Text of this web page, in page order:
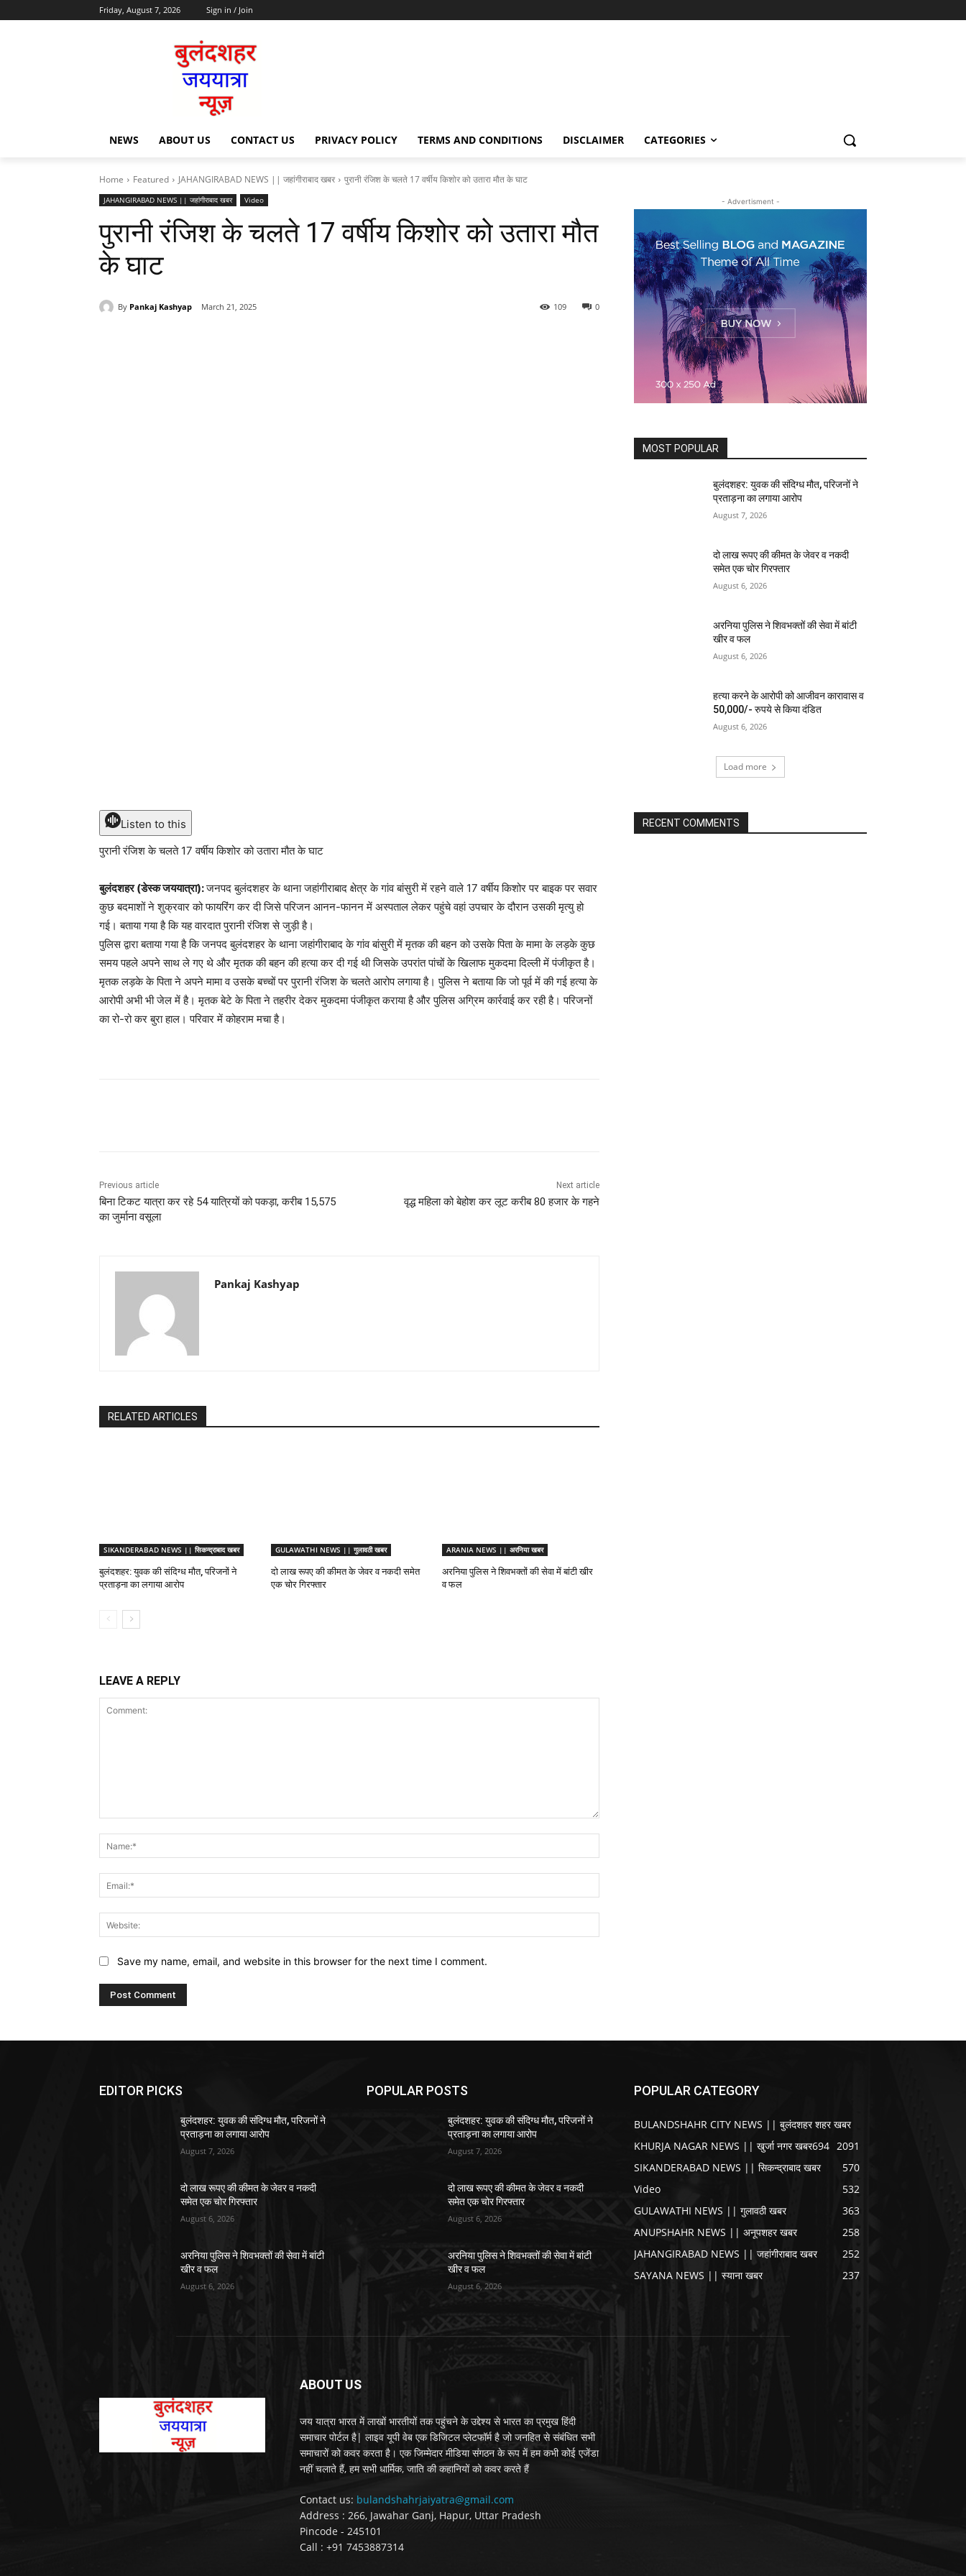
Friday, August 7, 2026 Sign in / Join
NEWS ABOUT US CONTACT US PRIVACY POLICY TERMS AND CONDITIONS DISCLAIMER CATEGORIES
Home Featured JAHANGIRABAD NEWS || जहांगीराबाद खबर पुरानी रंजिश के चलते 17 वर्षीय किशोर को उतारा मौत के घाट
JAHANGIRABAD NEWS || जहांगीराबाद खबर Video
पुरानी रंजिश के चलते 17 वर्षीय किशोर को उतारा मौत
के घाट
By Pankaj Kashyap March 21, 2025 0
109
Listen to this
पुरानी रंजिश के चलते 17 वर्षीय किशोर को उतारा मौत के घाट
बुलंदशहर (डेस्क जययात्रा):जनपद बुलंदशहर के थाना जहांगीराबाद क्षेत्र के गांव बांसुरी में रहने वाले 17 वर्षीय किशोर पर बाइक पर सवार
कुछ बदमाशों ने शुक्रवार को फायरिंग कर दी जिसे परिजन आनन-फानन में अस्पताल लेकर पहुंचे वहां उपचार के दौरान उसकी मृत्यु हो
गई। बताया गया है कि यह वारदात पुरानी रंजिश से जुड़ी है।
पुलिस द्वारा बताया गया है कि जनपद बुलंदशहर के थाना जहांगीराबाद के गांव बांसुरी में मृतक की बहन को उसके पिता के मामा के लड़के कुछ
समय पहले अपने साथ ले गए थे और मृतक की बहन की हत्या कर दी गई थी जिसके उपरांत पांचों के खिलाफ मुकदमा दिल्ली में पंजीकृत है।
मृतक लड़के के पिता ने अपने मामा व उसके बच्चों पर पुरानी रंजिश के चलते आरोप लगाया है। पुलिस ने बताया कि जो पूर्व में की गई हत्या के
आरोपी अभी भी जेल में है। मृतक बेटे के पिता ने तहरीर देकर मुकदमा पंजीकृत कराया है और पुलिस अग्रिम कार्रवाई कर रही है। परिजनों
का रो-रो कर बुरा हाल। परिवार में कोहराम मचा है।
Previous article
बिना टिकट यात्रा कर रहे 54 यात्रियों को पकड़ा, करीब 15,575
का जुर्माना वसूला
Next article
वृद्ध महिला को बेहोश कर लूट करीब 80 हजार के गहने
Pankaj Kashyap
RELATED ARTICLES
SIKANDERABAD NEWS || सिकन्द्राबाद खबर
बुलंदशहर: युवक की संदिग्ध मौत, परिजनों ने
प्रताड़ना का लगाया आरोप
GULAWATHI NEWS || गुलावठी खबर
दो लाख रूपए की कीमत के जेवर व नकदी समेत
एक चोर गिरफ्तार
ARANIA NEWS || अरनिया खबर
अरनिया पुलिस ने शिवभक्तों की सेवा में बांटी खीर
व फल
LEAVE A REPLY
Save my name, email, and website in this browser for the next time I comment.
- Advertisment -
MOST POPULAR
बुलंदशहर: युवक की संदिग्ध मौत, परिजनों ने
प्रताड़ना का लगाया आरोप
August 7, 2026
दो लाख रूपए की कीमत के जेवर व नकदी
समेत एक चोर गिरफ्तार
August 6, 2026
अरनिया पुलिस ने शिवभक्तों की सेवा में बांटी
खीर व फल
August 6, 2026
हत्या करने के आरोपी को आजीवन कारावास व
50,000/- रुपये से किया दंडित
August 6, 2026
Load more
RECENT COMMENTS
EDITOR PICKS
बुलंदशहर: युवक की संदिग्ध मौत, परिजनों ने
प्रताड़ना का लगाया आरोप
August 7, 2026
दो लाख रूपए की कीमत के जेवर व नकदी
समेत एक चोर गिरफ्तार
August 6, 2026
अरनिया पुलिस ने शिवभक्तों की सेवा में बांटी
खीर व फल
August 6, 2026
POPULAR POSTS
बुलंदशहर: युवक की संदिग्ध मौत, परिजनों ने
प्रताड़ना का लगाया आरोप
August 7, 2026
दो लाख रूपए की कीमत के जेवर व नकदी
समेत एक चोर गिरफ्तार
August 6, 2026
अरनिया पुलिस ने शिवभक्तों की सेवा में बांटी
खीर व फल
August 6, 2026
POPULAR CATEGORY
BULANDSHAHR CITY NEWS || बुलंदशहर शहर खबर
2091
KHURJA NAGAR NEWS || खुर्जा नगर खबर694
SIKANDERABAD NEWS || सिकन्द्राबाद खबर
570
Video
532
GULAWATHI NEWS || गुलावठी खबर
363
ANUPSHAHR NEWS || अनूपशहर खबर
258
JAHANGIRABAD NEWS || जहांगीराबाद खबर
252
SAYANA NEWS || स्याना खबर
237
ABOUT US
जय यात्रा भारत में लाखों भारतीयों तक पहुंचने के उद्देश्य से भारत का प्रमुख हिंदी
समाचार पोर्टल है| लाइव यूपी वेब एक डिजिटल प्लेटफॉर्म है जो जनहित से संबंधित सभी
समाचारों को कवर करता है। एक जिम्मेदार मीडिया संगठन के रूप में हम कभी कोई एजेंडा
नहीं चलाते हैं, हम सभी धार्मिक, जाति की कहानियों को कवर करते हैं
Contact us: bulandshahrjaiyatra@gmail.com
Address : 266, Jawahar Ganj, Hapur, Uttar Pradesh
Pincode - 245101
Call : +91 7453887314